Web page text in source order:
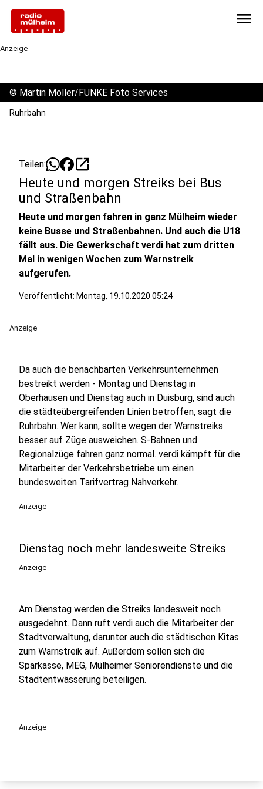
menu
Anzeige
© Martin Möller/FUNKE Foto Services
Ruhrbahn
Teilen: open_in_new
Heute und morgen Streiks bei Bus
und Straßenbahn
Heute und morgen fahren in ganz Mülheim wieder
keine Busse und Straßenbahnen. Und auch die U18
fällt aus. Die Gewerkschaft verdi hat zum dritten
Mal in wenigen Wochen zum Warnstreik
aufgerufen.
Veröffentlicht: Montag, 19.10.2020 05:24
Anzeige
Da auch die benachbarten Verkehrsunternehmen
bestreikt werden - Montag und Dienstag in
Oberhausen und Dienstag auch in Duisburg, sind auch
die städteübergreifenden Linien betroffen, sagt die
Ruhrbahn. Wer kann, sollte wegen der Warnstreiks
besser auf Züge ausweichen. S-Bahnen und
Regionalzüge fahren ganz normal. verdi kämpft für die
Mitarbeiter der Verkehrsbetriebe um einen
bundesweiten Tarifvertrag Nahverkehr.
Anzeige
Dienstag noch mehr landesweite Streiks
Anzeige
Am Dienstag werden die Streiks landesweit noch
ausgedehnt. Dann ruft verdi auch die Mitarbeiter der
Stadtverwaltung, darunter auch die städtischen Kitas
zum Warnstreik auf. Außerdem sollen sich die
Sparkasse, MEG, Mülheimer Seniorendienste und die
Stadtentwässerung beteiligen.
Anzeige